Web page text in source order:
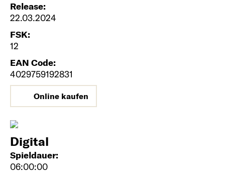
Release:
22.03.2024
FSK:
12
EAN Code:
4029759192831
Online kaufen
Digital
Spieldauer:
06:00:00